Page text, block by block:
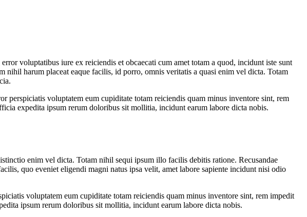
voluptatibus iure ex reiciendis et obcaecati cum amet totam a quod, incidunt iste sunt
harum placeat eaque facilis, id porro, omnis veritatis a quasi enim vel dicta. Totam
perspiciatis voluptatem eum cupiditate totam reiciendis quam minus inventore sint, rem
expedita ipsum rerum doloribus sit mollitia, incidunt earum labore dicta nobis.
enim vel dicta. Totam nihil sequi ipsum illo facilis debitis ratione. Recusandae
quo eveniet eligendi magni natus ipsa velit, amet labore sapiente incidunt nisi odio
voluptatem eum cupiditate totam reiciendis quam minus inventore sint, rem impedit
ipsum rerum doloribus sit mollitia, incidunt earum labore dicta nobis.